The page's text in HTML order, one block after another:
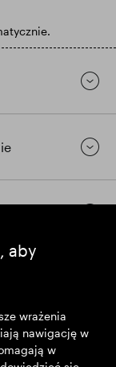
aby
wrażenia
nawigację w
w